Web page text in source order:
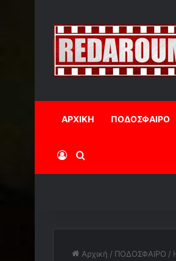
ΑΡΧΙΚΗ ΠΟΔΟΣΦΑΙΡΟ
Log InΑναζήτηση
Αρχική / ΠΟΔΟΣΦΑΙΡΟ /